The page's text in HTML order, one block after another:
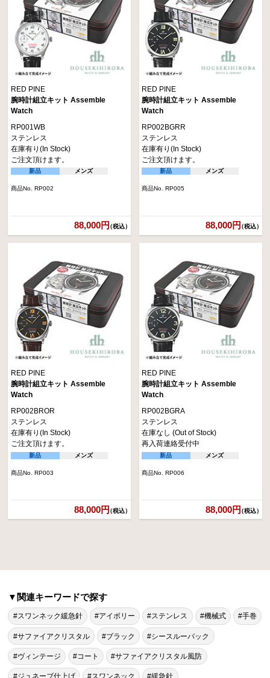
RED PINE
腕時計組立キット Assemble
Watch
RP001WB
ステンレス
在庫有り(In Stock)
ご注文頂けます。
新品 メンズ
商品No. RP002
88,000円（税込）
RED PINE
腕時計組立キット Assemble
Watch
RP002BGRR
ステンレス
在庫有り(In Stock)
ご注文頂けます。
新品 メンズ
商品No. RP005
88,000円（税込）
RED PINE
腕時計組立キット Assemble
Watch
RP002BROR
ステンレス
在庫有り(In Stock)
ご注文頂けます。
新品 メンズ
商品No. RP003
88,000円（税込）
RED PINE
腕時計組立キット Assemble
Watch
RP002BGRA
ステンレス
在庫なし (Out of Stock)
再入荷連絡受付中
新品 メンズ
商品No. RP006
88,000円（税込）
▼関連キーワードで探す
#スワンネック緩急針 #アイボリー #ステンレス #機械式 #手巻
#サファイアクリスタル #ブラック #シースルーバック
#ヴィンテージ #コート #サファイアクリスタル風防
#ジュネーブ仕上げ #スワンネック #緩急針